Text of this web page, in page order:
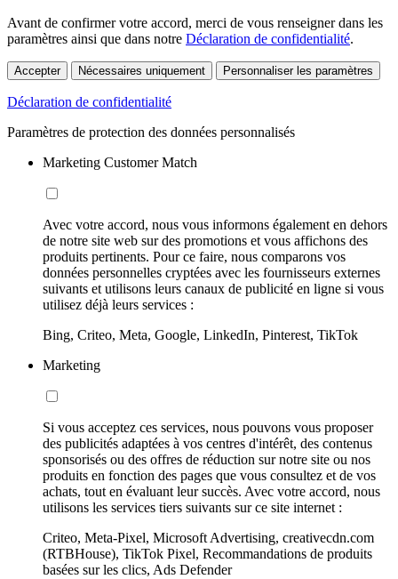
Avant de confirmer votre accord, merci de vous renseigner dans les
paramètres ainsi que dans notre Déclaration de confidentialité.
Accepter Nécessaires uniquement Personnaliser les paramètres
Déclaration de confidentialité
Paramètres de protection des données personnalisés
Marketing Customer Match
Avec votre accord, nous vous informons également en dehors
de notre site web sur des promotions et vous affichons des
produits pertinents. Pour ce faire, nous comparons vos
données personnelles cryptées avec les fournisseurs externes
suivants et utilisons leurs canaux de publicité en ligne si vous
utilisez déjà leurs services :
Bing, Criteo, Meta, Google, LinkedIn, Pinterest, TikTok
Marketing
Si vous acceptez ces services, nous pouvons vous proposer
des publicités adaptées à vos centres d'intérêt, des contenus
sponsorisés ou des offres de réduction sur notre site ou nos
produits en fonction des pages que vous consultez et de vos
achats, tout en évaluant leur succès. Avec votre accord, nous
utilisons les services tiers suivants sur ce site internet :
Criteo, Meta-Pixel, Microsoft Advertising, creativecdn.com
(RTBHouse), TikTok Pixel, Recommandations de produits
basées sur les clics, Ads Defender